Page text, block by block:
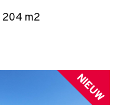
204 m2
NIEUW